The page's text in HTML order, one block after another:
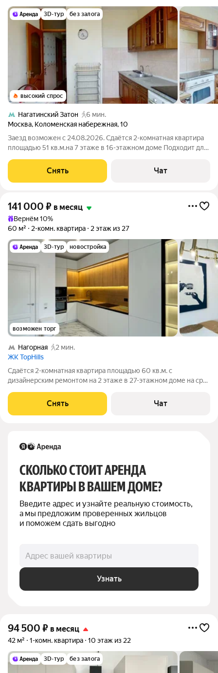
3D-тур без залога
высокий спрос
Нагатинский Затон
6 мин.
Москва, Коломенская набережная,10
Заезд возможен с 24.08.2026. Сдаётся 2-комнатная квартира
площадью 51 кв.м.на 7 этаже в 16-этажном доме Подходит для
ознакомиться с обустройством можно по фото. Из окон
открывается вид на развитый
Снять Чат
141 000 ₽ в месяц
Вернём 10%
60 м²
2-комн. квартира 2 этаж из 27
3D-тур новостройка
возможен торг
Нагорная
2 мин.
ЖК TopHills
Сдаётся 2-комнатная квартира площадью 60 кв.м. с
дизайнерским ремонтом на 2 этаже в 27-этажном доме на срок
Стиральная машина Холодильник Посудомоечная машина
Кондиционер Микроволновка Дом
Снять Чат
СКОЛЬКО СТОИТ АРЕНДА
КВАРТИРЫ В ВАШЕМ ДОМЕ?
Введите адрес и узнайте реальную стоимость,
а мы предложим проверенных жильцов
и поможем сдать выгодно
Адрес вашей квартиры
Узнать
94 500 ₽ в месяц
42 м² 1-комн. квартира 10 этаж из 22
3D-тур без залога